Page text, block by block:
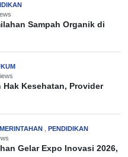
Sampah Organik di
Hak Kesehatan, Provider
PENDIDIKAN
Gelar Expo Inovasi 2026,